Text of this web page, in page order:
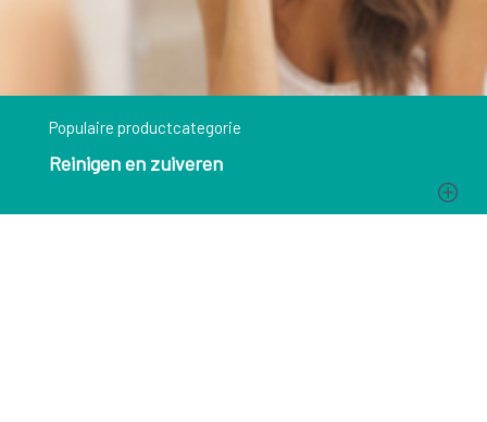
Populaire productcategorie
Reinigen en zuiveren